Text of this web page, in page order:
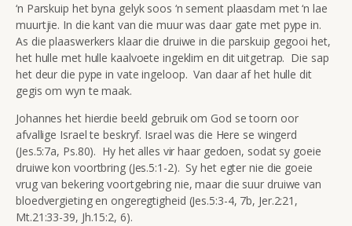
‘n Parskuip het byna gelyk soos ‘n sement plaasdam met ‘n lae
muurtjie. In die kant van die muur was daar gate met pype in.
As die plaaswerkers klaar die druiwe in die parskuip gegooi het,
het hulle met hulle kaalvoete ingeklim en dit uitgetrap. Die sap
het deur die pype in vate ingeloop. Van daar af het hulle dit
gegis om wyn te maak.
Johannes het hierdie beeld gebruik om God se toorn oor
afvallige Israel te beskryf. Israel was die Here se wingerd
(Jes.5:7a, Ps.80). Hy het alles vir haar gedoen, sodat sy goeie
druiwe kon voortbring (Jes.5:1-2). Sy het egter nie die goeie
vrug van bekering voortgebring nie, maar die suur druiwe van
bloedvergieting en ongeregtigheid (Jes.5:3-4, 7b, Jer.2:21,
Mt.21:33-39, Jh.15:2, 6).